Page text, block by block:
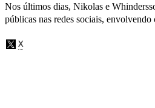
Nos últimos dias, Nikolas e
públicas nas redes sociais, envolvendo